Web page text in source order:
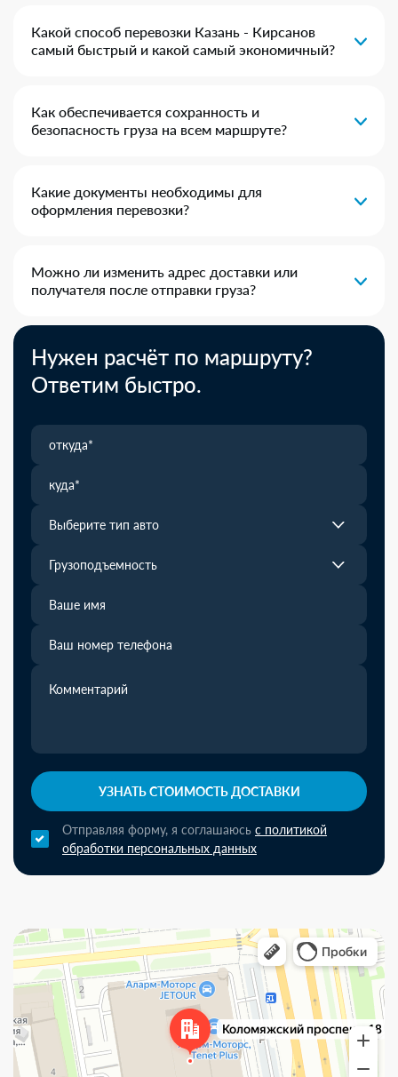
Какой способ перевозки Казань - Кирсанов
самый быстрый и какой самый экономичный?
Как обеспечивается сохранность и
безопасность груза на всем маршруте?
Какие документы необходимы для
оформления перевозки?
Можно ли изменить адрес доставки или
получателя после отправки груза?
Нужен расчёт по маршруту?
Ответим быстро.
Выберите тип авто
Грузоподъемность
УЗНАТЬ СТОИМОСТЬ ДОСТАВКИ
Отправляя форму, я соглашаюсь с политикой
обработки персональных данных